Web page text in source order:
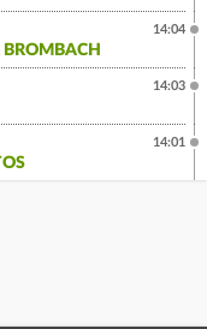
BROMBACH
14:04
14:03
14:01